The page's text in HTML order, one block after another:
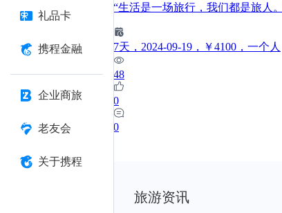
礼品卡
携程金融
企业商旅
老友会
关于携程
“生活是一场旅行，我们都是旅人
7天 ，2024-09-19 ，￥4100 ，一个人
48
0
0
旅游资讯